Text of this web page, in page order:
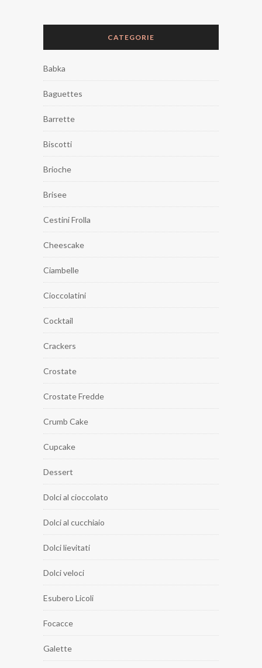
CATEGORIE
Babka
Baguettes
Barrette
Biscotti
Brioche
Brisee
Cestini Frolla
Cheescake
Ciambelle
Cioccolatini
Cocktail
Crackers
Crostate
Crostate Fredde
Crumb Cake
Cupcake
Dessert
Dolci al cioccolato
Dolci al cucchiaio
Dolci lievitati
Dolci veloci
Esubero Licoli
Focacce
Galette